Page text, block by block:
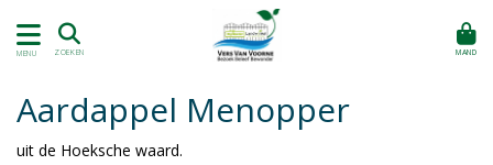
MENU ZOEKEN MAND
Aardappel Menopper
uit de Hoeksche waard.